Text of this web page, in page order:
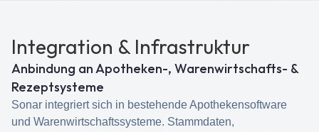
Integration & Infrastruktur
Anbindung an Apotheken-, Warenwirtschafts- &
Rezeptsysteme
Sonar integriert sich in bestehende Apothekensoftware
und Warenwirtschaftssysteme. Stammdaten,